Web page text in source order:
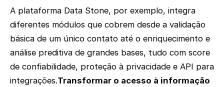
A plataforma Data Stone, por exemplo, integra
diferentes módulos que cobrem desde a validação
básica de um único contato até o enriquecimento e
análise preditiva de grandes bases, tudo com score
de confiabilidade, proteção à privacidade e API para
integrações.Transformar o acesso à informação